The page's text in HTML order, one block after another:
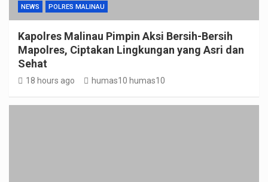
NEWS POLRES MALINAU
Kapolres Malinau Pimpin Aksi Bersih-Bersih
Mapolres, Ciptakan Lingkungan yang Asri dan
Sehat
18 hours ago humas10 humas10